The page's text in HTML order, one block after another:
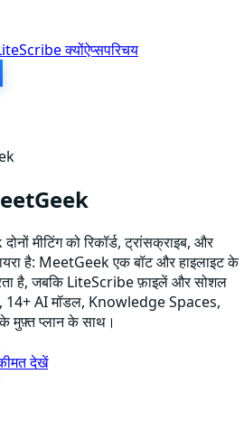
क्योंऐप्सपरिचय
मीटिंग को रिकॉर्ड, ट्रांसक्राइब, और
है: MeetGeek एक बॉट और हाइलाइट के
है, जबकि LiteScribe फ़ाइलें और सोशल
है, 14+ AI मॉडल, Knowledge Spaces,
मुफ़्त प्लान के साथ।
देखें